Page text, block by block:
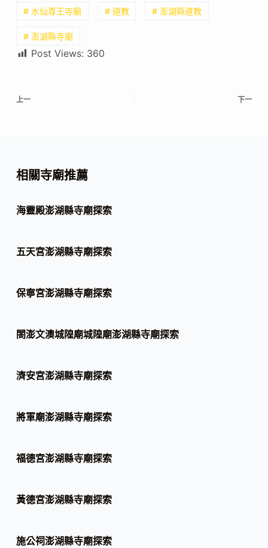
# 水仙尊王寺廟 # 道教 # 澎湖縣道教
# 澎湖縣寺廟
Post Views: 360
上一 下一
相關寺廟推薦
海靈殿澎湖縣寺廟探索
五天宮澎湖縣寺廟探索
保寧宮澎湖縣寺廟探索
閤澎文澳城隍廟城隍廟澎湖縣寺廟探索
濟安宮澎湖縣寺廟探索
將軍廟澎湖縣寺廟探索
福德宮澎湖縣寺廟探索
黃德宮澎湖縣寺廟探索
施公祠澎湖縣寺廟探索